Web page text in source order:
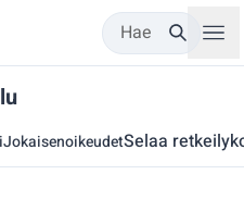
Hae
JokaisenoikeudetSelaa